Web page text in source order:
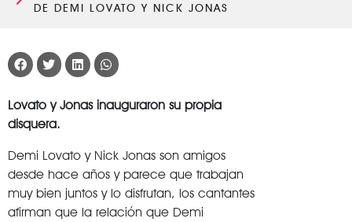
DE DEMI LOVATO Y NICK JONAS
Lovato y Jonas inauguraron su propia
disquera.
Demi Lovato y Nick Jonas son amigos
desde hace años y parece que trabajan
muy bien juntos y lo disfrutan, los cantantes
afirman que la relación que Demi